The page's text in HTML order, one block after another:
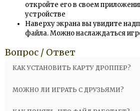
откройте его в своем
устройстве
Наверху экрана вы увидите
файла. Можно наслаждаться
Вопрос / Ответ
КАК УСТАНОВИТЬ КАРТУ ДРОППЕР?
МОЖНО ЛИ ИГРАТЬ С ДРУЗЬЯМИ?